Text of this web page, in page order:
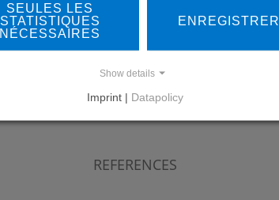
LEARN MORE ABOUT
OUR REFERENCES
REFERENCES
SEULES LES
STATISTIQUES
NÉCESSAIRES
ENREGISTRER
Show details
Imprint | Datapolicy